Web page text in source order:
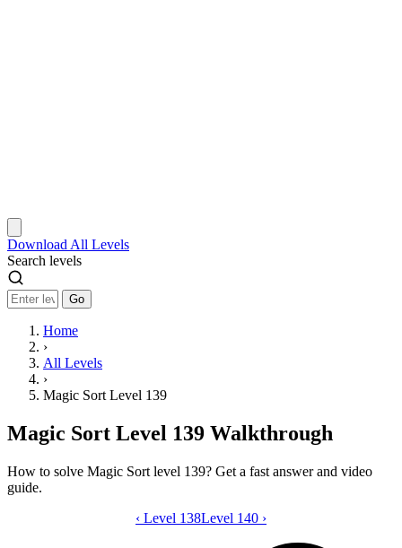
Download All Levels
Search levels
Go
Home
›
All Levels
›
Magic Sort Level 139
Magic Sort Level 139 Walkthrough
How to solve Magic Sort level 139? Get a fast answer and video
guide.
Magic Sort level 139 video guide
‹ Level 138Level 140 ›